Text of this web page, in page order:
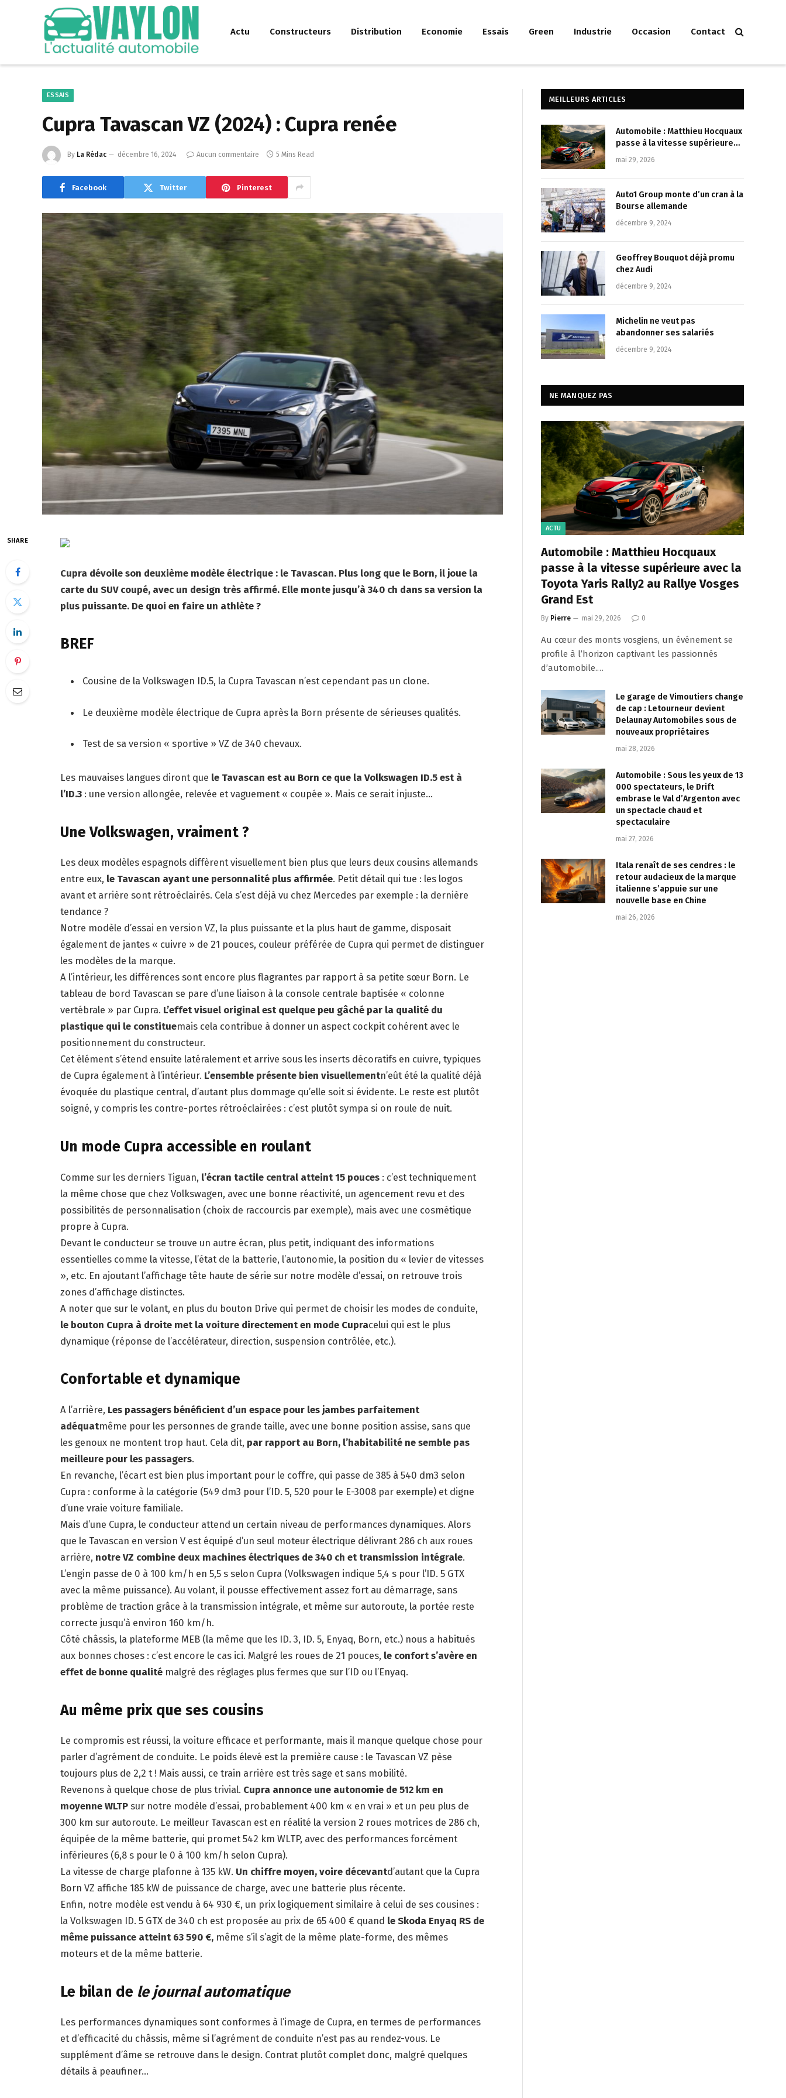
Actu Constructeurs Distribution Economie Essais Green Industrie Occasion Contact
ESSAIS
Cupra Tavascan VZ (2024) : Cupra renée
By La Rédac décembre 16, 2024 Aucun commentaire 5 Mins Read
Facebook Twitter Pinterest
SHARE
Cupra dévoile son deuxième modèle électrique : le Tavascan. Plus long que le Born, il joue la
carte du SUV coupé, avec un design très affirmé. Elle monte jusqu’à 340 ch dans sa version la
plus puissante. De quoi en faire un athlète ?
BREF
Cousine de la Volkswagen ID.5, la Cupra Tavascan n’est cependant pas un clone.
Le deuxième modèle électrique de Cupra après la Born présente de sérieuses qualités.
Test de sa version « sportive » VZ de 340 chevaux.
Les mauvaises langues diront que le Tavascan est au Born ce que la Volkswagen ID.5 est à
l’ID.3 : une version allongée, relevée et vaguement « coupée ». Mais ce serait injuste…
Une Volkswagen, vraiment ?
Les deux modèles espagnols diffèrent visuellement bien plus que leurs deux cousins ​​allemands
entre eux, le Tavascan ayant une personnalité plus affirmée. Petit détail qui tue : les logos
avant et arrière sont rétroéclairés. Cela s’est déjà vu chez Mercedes par exemple : la dernière
tendance ?
Notre modèle d’essai en version VZ, la plus puissante et la plus haut de gamme, disposait
également de jantes « cuivre » de 21 pouces, couleur préférée de Cupra qui permet de distinguer
les modèles de la marque.
A l’intérieur, les différences sont encore plus flagrantes par rapport à sa petite sœur Born. Le
tableau de bord Tavascan se pare d’une liaison à la console centrale baptisée « colonne
vertébrale » par Cupra. L’effet visuel original est quelque peu gâché par la qualité du
plastique qui le constituemais cela contribue à donner un aspect cockpit cohérent avec le
positionnement du constructeur.
Cet élément s’étend ensuite latéralement et arrive sous les inserts décoratifs en cuivre, typiques
de Cupra également à l’intérieur. L’ensemble présente bien visuellementn’eût été la qualité déjà
évoquée du plastique central, d’autant plus dommage qu’elle soit si évidente. Le reste est plutôt
soigné, y compris les contre-portes rétroéclairées : c’est plutôt sympa si on roule de nuit.
Un mode Cupra accessible en roulant
Comme sur les derniers Tiguan, l’écran tactile central atteint 15 pouces : c’est techniquement
la même chose que chez Volkswagen, avec une bonne réactivité, un agencement revu et des
possibilités de personnalisation (choix de raccourcis par exemple), mais avec une cosmétique
propre à Cupra.
Devant le conducteur se trouve un autre écran, plus petit, indiquant des informations
essentielles comme la vitesse, l’état de la batterie, l’autonomie, la position du « levier de vitesses
», etc. En ajoutant l’affichage tête haute de série sur notre modèle d’essai, on retrouve trois
zones d’affichage distinctes.
A noter que sur le volant, en plus du bouton Drive qui permet de choisir les modes de conduite,
le bouton Cupra à droite met la voiture directement en mode Cupracelui qui est le plus
dynamique (réponse de l’accélérateur, direction, suspension contrôlée, etc.).
Confortable et dynamique
A l’arrière, Les passagers bénéficient d’un espace pour les jambes parfaitement
adéquatmême pour les personnes de grande taille, avec une bonne position assise, sans que
les genoux ne montent trop haut. Cela dit, par rapport au Born, l’habitabilité ne semble pas
meilleure pour les passagers.
En revanche, l’écart est bien plus important pour le coffre, qui passe de 385 à 540 dm3 selon
Cupra : conforme à la catégorie (549 dm3 pour l’ID. 5, 520 pour le E-3008 par exemple) et digne
d’une vraie voiture familiale.
Mais d’une Cupra, le conducteur attend un certain niveau de performances dynamiques. Alors
que le Tavascan en version V est équipé d’un seul moteur électrique délivrant 286 ch aux roues
arrière, notre VZ combine deux machines électriques de 340 ch et transmission intégrale.
L’engin passe de 0 à 100 km/h en 5,5 s selon Cupra (Volkswagen indique 5,4 s pour l’ID. 5 GTX
avec la même puissance). Au volant, il pousse effectivement assez fort au démarrage, sans
problème de traction grâce à la transmission intégrale, et même sur autoroute, la portée reste
correcte jusqu’à environ 160 km/h.
Côté châssis, la plateforme MEB (la même que les ID. 3, ID. 5, Enyaq, Born, etc.) nous a habitués
aux bonnes choses : c’est encore le cas ici. Malgré les roues de 21 pouces, le confort s’avère en
effet de bonne qualité malgré des réglages plus fermes que sur l’ID ou l’Enyaq.
Au même prix que ses cousins
Le compromis est réussi, la voiture efficace et performante, mais il manque quelque chose pour
parler d’agrément de conduite. Le poids élevé est la première cause : le Tavascan VZ pèse
toujours plus de 2,2 t ! Mais aussi, ce train arrière est très sage et sans mobilité.
Revenons à quelque chose de plus trivial. Cupra annonce une autonomie de 512 km en
moyenne WLTP sur notre modèle d’essai, probablement 400 km « en vrai » et un peu plus de
300 km sur autoroute. Le meilleur Tavascan est en réalité la version 2 roues motrices de 286 ch,
équipée de la même batterie, qui promet 542 km WLTP, avec des performances forcément
inférieures (6,8 s pour le 0 à 100 km/h selon Cupra).
La vitesse de charge plafonne à 135 kW. Un chiffre moyen, voire décevantd’autant que la Cupra
Born VZ affiche 185 kW de puissance de charge, avec une batterie plus récente.
Enfin, notre modèle est vendu à 64 930 €, un prix logiquement similaire à celui de ses cousines :
la Volkswagen ID. 5 GTX de 340 ch est proposée au prix de 65 400 € quand le Skoda Enyaq RS de
même puissance atteint 63 590 €, même s’il s’agit de la même plate-forme, des mêmes
moteurs et de la même batterie.
Le bilan de le journal automatique
Les performances dynamiques sont conformes à l’image de Cupra, en termes de performances
et d’efficacité du châssis, même si l’agrément de conduite n’est pas au rendez-vous. Le
supplément d’âme se retrouve dans le design. Contrat plutôt complet donc, malgré quelques
détails à peaufiner…
MEILLEURS ARTICLES
Automobile : Matthieu Hocquaux
passe à la vitesse supérieure
avec la Toyota Yaris Rally2 au
Rallye Vosges Grand Est
mai 29, 2026
Auto1 Group monte d’un cran à la
Bourse allemande
décembre 9, 2024
Geoffrey Bouquot déjà promu
chez Audi
décembre 9, 2024
Michelin ne veut pas
abandonner ses salariés
décembre 9, 2024
NE MANQUEZ PAS
ACTU
Automobile : Matthieu Hocquaux
passe à la vitesse supérieure avec la
Toyota Yaris Rally2 au Rallye Vosges
Grand Est
By Pierre mai 29, 2026 0
Au cœur des monts vosgiens, un événement se
profile à l’horizon captivant les passionnés
d’automobile.…
Le garage de Vimoutiers change
de cap : Letourneur devient
Delaunay Automobiles sous de
nouveaux propriétaires
mai 28, 2026
Automobile : Sous les yeux de 13
000 spectateurs, le Drift
embrase le Val d’Argenton avec
un spectacle chaud et
spectaculaire
mai 27, 2026
Itala renaît de ses cendres : le
retour audacieux de la marque
italienne s’appuie sur une
nouvelle base en Chine
mai 26, 2026